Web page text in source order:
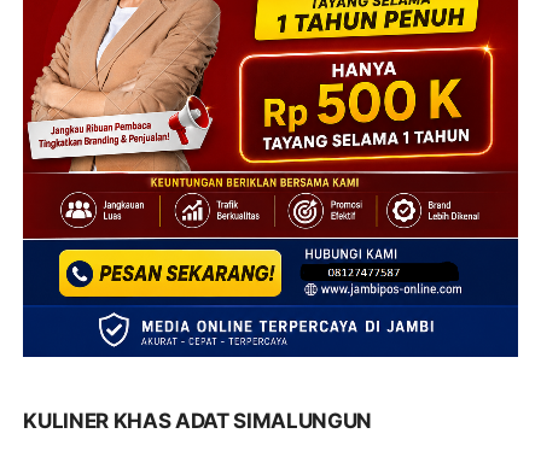
KULINER KHAS ADAT SIMALUNGUN